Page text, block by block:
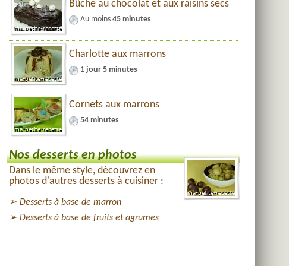
Bûche au chocolat et aux raisins secs
Au moins 45 minutes
Charlotte aux marrons
1 jour 5 minutes
Cornets aux marrons
54 minutes
Nos desserts en photos
Dans le même style, découvrez en
photos d'autres desserts à cuisiner :
Desserts à base de marron
Desserts à base de fruits et agrumes